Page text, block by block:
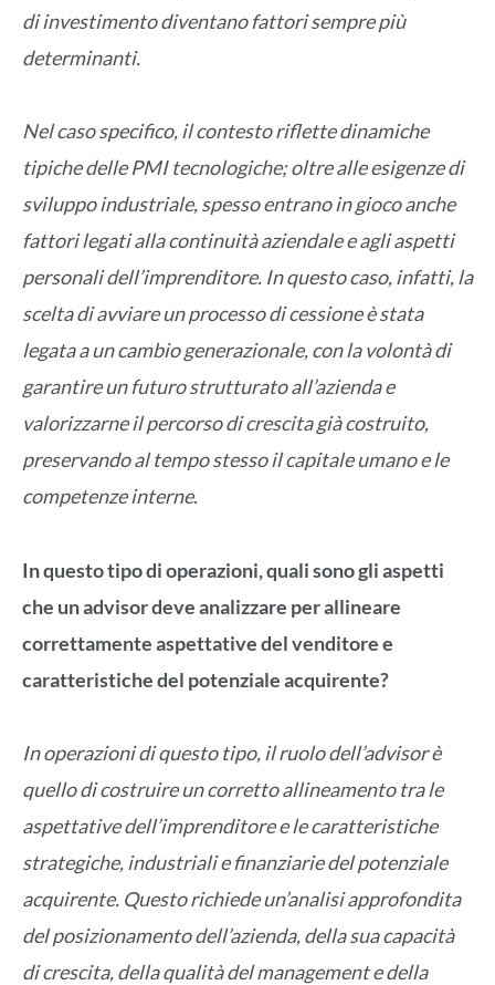
di investimento diventano fattori sempre più
determinanti.
Nel caso specifico, il contesto riflette dinamiche
tipiche delle PMI tecnologiche; oltre alle esigenze di
sviluppo industriale, spesso entrano in gioco anche
fattori legati alla continuità aziendale e agli aspetti
personali dell’imprenditore. In questo caso, infatti, la
scelta di avviare un processo di cessione è stata
legata a un cambio generazionale, con la volontà di
garantire un futuro strutturato all’azienda e
valorizzarne il percorso di crescita già costruito,
preservando al tempo stesso il capitale umano e le
competenze interne.
In questo tipo di operazioni, quali sono gli aspetti
che un advisor deve analizzare per allineare
correttamente aspettative del venditore e
caratteristiche del potenziale acquirente?
In operazioni di questo tipo, il ruolo dell’advisor è
quello di costruire un corretto allineamento tra le
aspettative dell’imprenditore e le caratteristiche
strategiche, industriali e finanziarie del potenziale
acquirente. Questo richiede un’analisi approfondita
del posizionamento dell’azienda, della sua capacità
di crescita, della qualità del management e della